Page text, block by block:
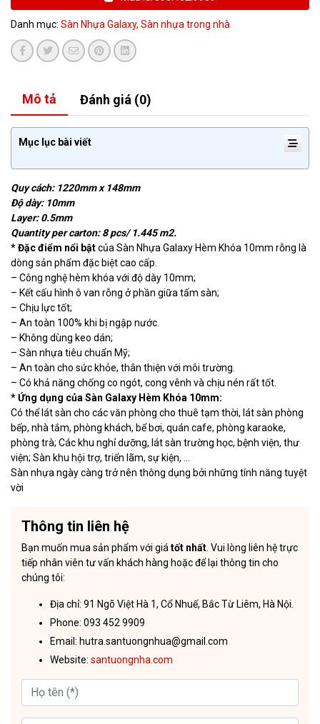
Danh mục: Sàn Nhựa Galaxy, Sàn nhựa trong nhà
Mô tả Đánh giá (0)
Mục lục bài viết
Quy cách: 1220mm x 148mm
Độ dày: 10mm
Layer: 0.5mm
Quantity per carton: 8 pcs/ 1.445 m2.
* Đặc điểm nổi bậtcủa Sàn Nhựa Galaxy Hèm Khóa 10mm rỗng là
dòng sản phẩm đặc biệt cao cấp.
– Công nghệ hèm khóa với độ dày 10mm;
– Kết cấu hình ô van rỗng ở phần giữa tấm sàn;
– Chịu lực tốt;
– An toàn 100% khi bị ngập nước.
– Không dùng keo dán;
– Sàn nhựa tiêu chuẩn Mỹ;
– An toàn cho sức khỏe, thân thiện với môi trường.
– Có khả năng chống co ngót, cong vênh và chịu nén rất tốt.
* Ứng dụng của Sàn Galaxy Hèm Khóa 10mm:
Có thể lát sàn cho các văn phòng cho thuê tạm thời, lát sàn phòng
bếp, nhà tắm, phòng khách, bể bơi, quán cafe, phòng karaoke,
phòng trà; Các khu nghỉ dưỡng, lát sàn trường học, bệnh viện, thư
viện; Sàn khu hội trợ, triển lãm, sự kiện, …
Sàn nhựa ngày càng trở nên thông dụng bởi những tính năng tuyệt
vời
Thông tin liên hệ
Bạn muốn mua sản phẩm với giá tốt nhất . Vui lòng liên hệ trực
tiếp nhân viên tư vấn khách hàng hoặc để lại thông tin cho
chúng tôi:
Địa chỉ: 91 Ngõ Việt Hà 1, Cổ Nhuế, Bắc Từ Liêm, Hà Nội.
Phone: 093 452 9909
Email: hutra.santuongnhua@gmail.com
Website: santuongnha.com